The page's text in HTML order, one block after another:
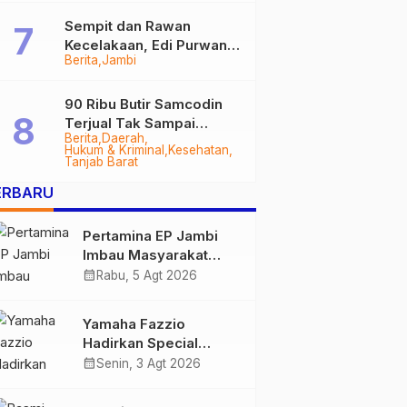
Berita Jambi
Sempit dan Rawan
Kecelakaan, Edi Purwanto
Targetkan Jalan Lintas
2028
Berita Daerah
Hukum & Kriminal
Kesehatan
Tanjab Barat
90 Ribu Butir Samcodin
Terjual Tak Sampai
Setahun, Indra Safari
Desak Audit Menyeluruh
Pertamina EP Jambi
Imbau Masyarakat
Tidak Beraktivitas di
Bersama
calendar_month Rabu, 5 Agt 2026
Yamaha Fazzio
Hadirkan Special
Edition Sunset Blue,
calendar_monthSenin, 3 Agt 2026